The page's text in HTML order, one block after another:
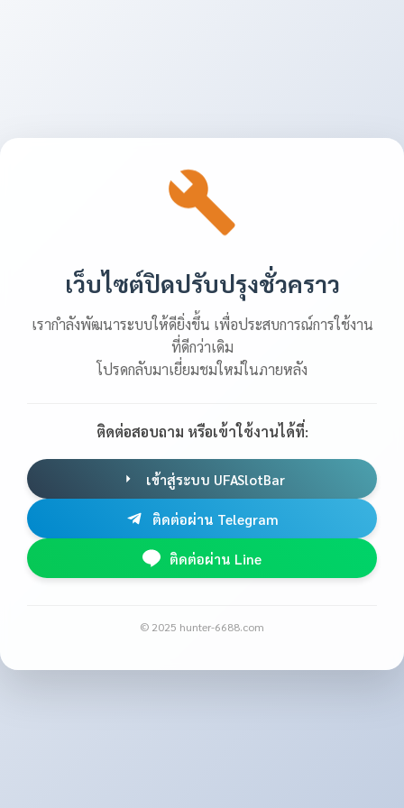
เว็บไซต์ปิดปรับปรุงชั่วคราว
เรากำลังพัฒนาระบบให้ดียิ่งขึ้น เพื่อประสบการณ์การใช้งาน
ที่ดีกว่าเดิม
โปรดกลับมาเยี่ยมชมใหม่ในภายหลัง
ติดต่อสอบถาม หรือเข้าใช้งานได้ที่:
เข้าสู่ระบบ UFASlotBar
ติดต่อผ่าน Telegram
ติดต่อผ่าน Line
© 2025 hunter-6688.com